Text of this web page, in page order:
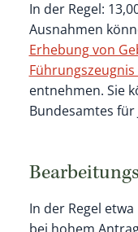
In der Regel:
Ausnahmen
Erhebung von
entnehmen. Sie
Bundesamtes für
In der Regel